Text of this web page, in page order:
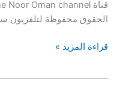
الحقوق محفوظة لتلفزيون
برنامج
قراءة المزيد »